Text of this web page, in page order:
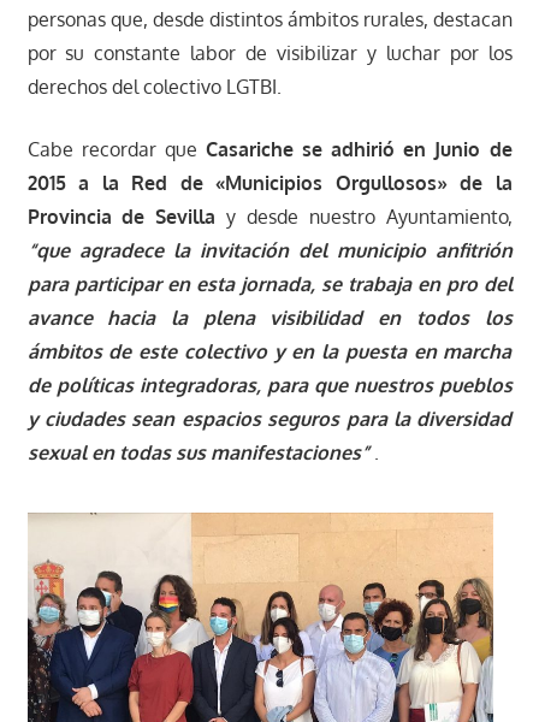
personas que, desde distintos ámbitos rurales, destacan
por su constante labor de visibilizar y luchar por los
derechos del colectivo LGTBI.
Cabe recordar que Casariche se adhirió en Junio de
2015 a la Red de «Municipios Orgullosos» de la
Provincia de Sevilla y desde nuestro Ayuntamiento,
“que agradece la invitación del municipio anfitrión
para participar en esta jornada, se trabaja en pro del
avance hacia la plena visibilidad en todos los
ámbitos de este colectivo y en la puesta en marcha
de políticas integradoras, para que nuestros pueblos
y ciudades sean espacios seguros para la diversidad
sexual en todas sus manifestaciones” .